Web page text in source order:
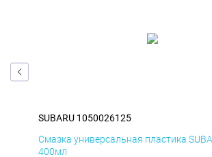
SUBARU 1050026125
Смазка универсальная пластика
400мл